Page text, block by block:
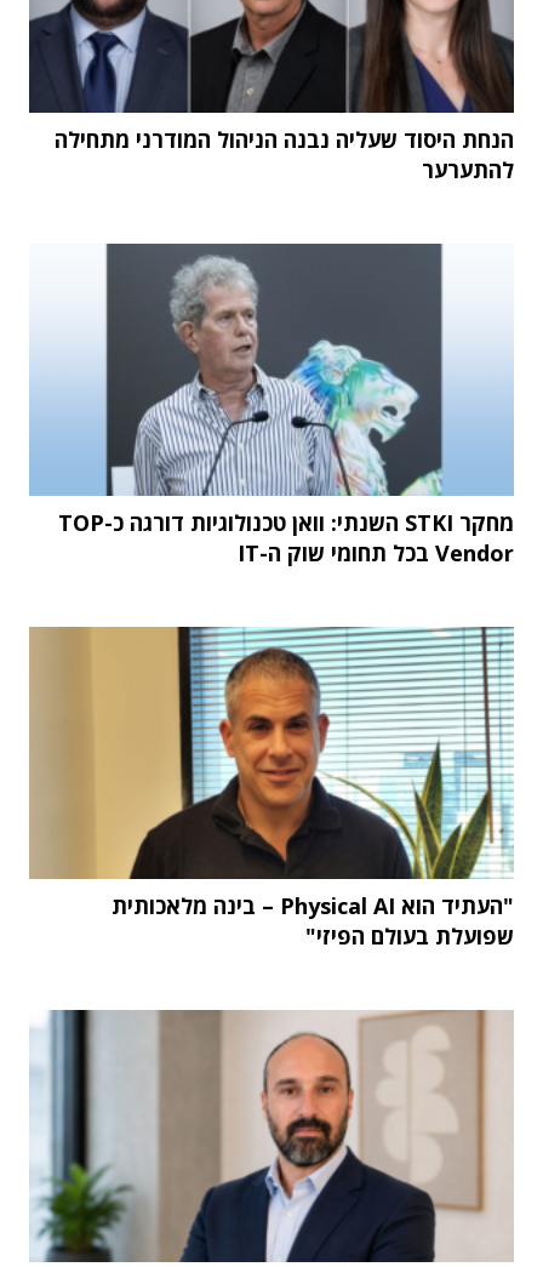
הנחת היסוד שעליה נבנה הניהול המודרני מתחילה
להתערער
מחקר STKI השנתי: וואן טכנולוגיות דורגה כ-TOP
Vendor בכל תחומי שוק ה-IT
"העתיד הוא Physical AI – בינה מלאכותית
שפועלת בעולם הפיזי"